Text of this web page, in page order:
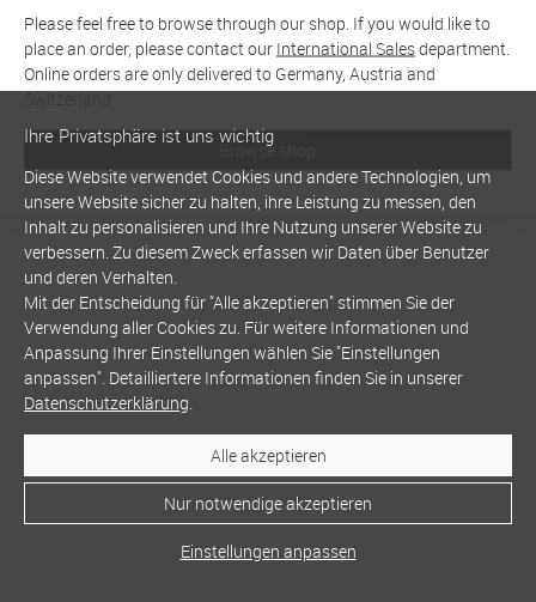
Please feel free to browse through our shop. If you would like to
place an order, please contact our International Salesdepartment.
Online orders are only delivered to Germany, Austria and
Switzerland
Browse shop
Ihre Privatsphäre ist uns wichtig
Diese Website verwendet Cookies und andere Technologien, um
unsere Website sicher zu halten, ihre Leistung zu messen, den
Inhalt zu personalisieren und Ihre Nutzung unserer Website zu
verbessern. Zu diesem Zweck erfassen wir Daten über Benutzer
und deren Verhalten.
Mit der Entscheidung für "Alle akzeptieren" stimmen Sie der
Verwendung aller Cookies zu. Für weitere Informationen und
Anpassung Ihrer Einstellungen wählen Sie "Einstellungen
anpassen". Detailliertere Informationen finden Sie in unserer
Datenschutzerklärung.
Alle akzeptieren
Nur notwendige akzeptieren
Einstellungen anpassen